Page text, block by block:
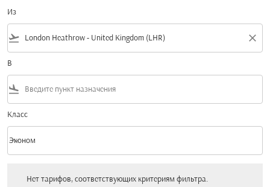
Из
flight_takeoff close
В
flight_land
Класс
Класс option Эконом Selected
Эконом
keyboard_arrow_down
Нет тарифов, соответствующих критериям фильтра.